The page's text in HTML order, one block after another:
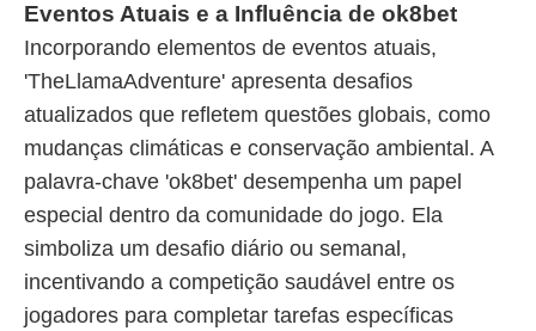
Eventos Atuais e a Influência de ok8bet
Incorporando elementos de eventos atuais,
'TheLlamaAdventure' apresenta desafios
atualizados que refletem questões globais, como
mudanças climáticas e conservação ambiental. A
palavra-chave 'ok8bet' desempenha um papel
especial dentro da comunidade do jogo. Ela
simboliza um desafio diário ou semanal,
incentivando a competição saudável entre os
jogadores para completar tarefas específicas